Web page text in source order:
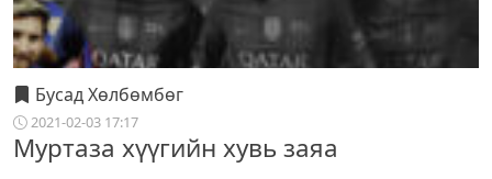
Бусад Хөлбөмбөг
2021-02-03 17:17
Муртаза хүүгийн хувь заяа